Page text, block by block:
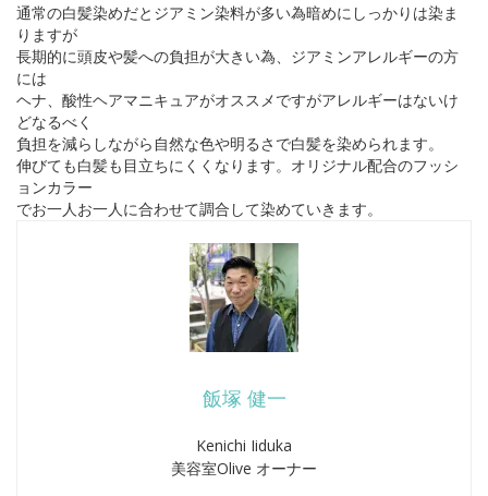
通常の白髪染めだとジアミン染料が多い為暗めにしっかりは染ま
りますが
長期的に頭皮や髪への負担が大きい為、ジアミンアレルギーの方
には
ヘナ、酸性ヘアマニキュアがオススメですがアレルギーはないけ
どなるべく
負担を減らしながら自然な色や明るさで白髪を染められます。
伸びても白髪も目立ちにくくなります。オリジナル配合のフッシ
ョンカラー
でお一人お一人に合わせて調合して染めていきます。
飯塚 健一
Kenichi Iiduka
美容室Olive オーナー